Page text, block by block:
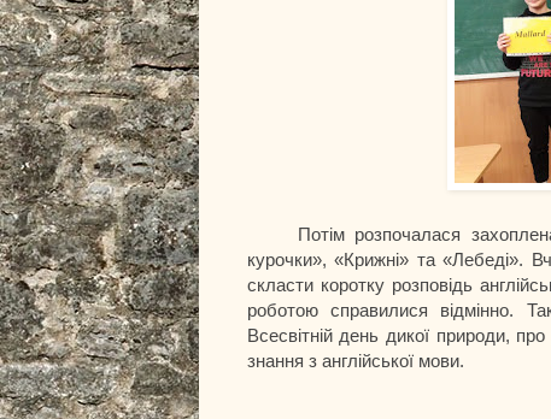
Потім розпочалася захоплена
курочки», «Крижні» та «Лебеді».
скласти коротку розповідь
роботою справилися відмінно.
Всесвітній день дикої природи,
знання з англійської мови.